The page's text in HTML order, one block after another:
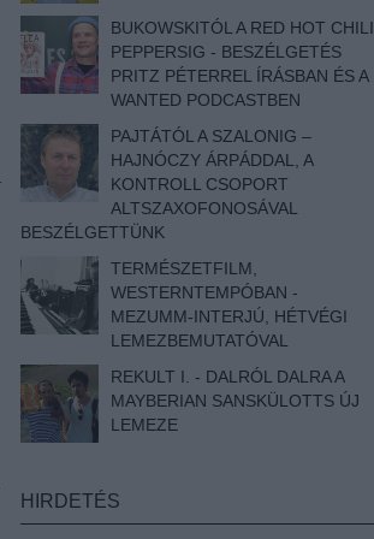
BUKOWSKITÓL A RED HOT CHILI
PEPPERSIG - BESZÉLGETÉS
PRITZ PÉTERREL ÍRÁSBAN ÉS A
WANTED PODCASTBEN
PAJTÁTÓL A SZALONIG –
HAJNÓCZY ÁRPÁDDAL, A
KONTROLL CSOPORT
ALTSZAXOFONOSÁVAL
BESZÉLGETTÜNK
TERMÉSZETFILM,
WESTERNTEMPÓBAN -
MEZUMM-INTERJÚ, HÉTVÉGI
LEMEZBEMUTATÓVAL
REKULT I. - DALRÓL DALRA A
MAYBERIAN SANSKÜLOTTS ÚJ
LEMEZE
HIRDETÉS